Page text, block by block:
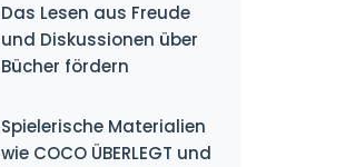
Das Lesen aus Freude
und Diskussionen über
Bücher fördern
Spielerische Materialien
wie COCO ÜBERLEGT und